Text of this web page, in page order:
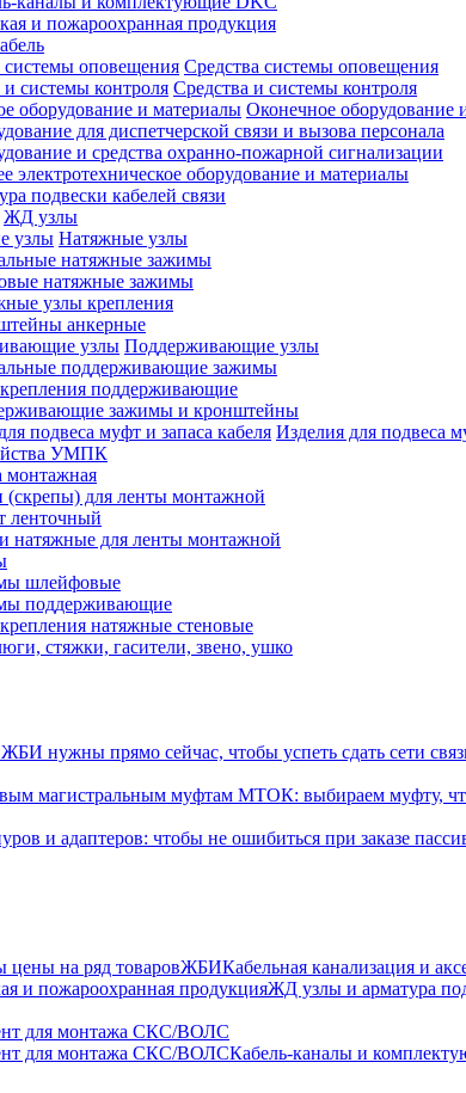
и пожароохранная продукция
Средства системы оповещения
Средства и системы контроля
Оконечное оборудование
для диспетчерской связи и вызова персонала
и средства охранно-пожарной сигнализации
электротехническое оборудование и материалы
подвески кабелей связи
ЖД узлы
Натяжные узлы
натяжные зажимы
натяжные зажимы
узлы крепления
анкерные
Поддерживающие узлы
поддерживающие зажимы
поддерживающие
зажимы и кронштейны
Изделия для подвеса
УМПК
монтажная
(скрепы) для ленты монтажной
ленточный
натяжные для ленты монтажной
шлейфовые
поддерживающие
натяжные стеновые
стяжки, гасители, звено, ушко
нужны прямо сейчас, чтобы успеть сдать сети
магистральным муфтам МТОК: выбираем муфту,
и адаптеров: чтобы не ошибиться при заказе
на ряд товаровЖБИКабельная канализация и
и пожароохранная продукцияЖД узлы и арматура
для монтажа СКС/ВОЛС
для монтажа СКС/ВОЛСКабель-каналы и